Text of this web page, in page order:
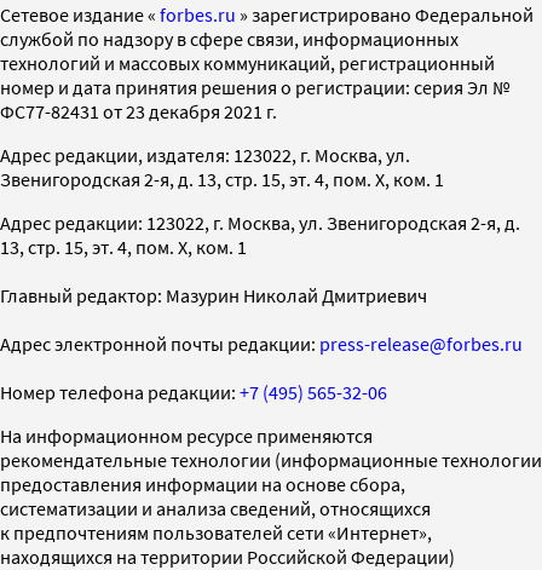
Cетевое издание « forbes.ru » зарегистрировано Федеральной
службой по надзору в сфере связи, информационных
технологий и массовых коммуникаций, регистрационный
номер и дата принятия решения о регистрации: серия Эл №
ФС77-82431 от 23 декабря 2021 г.
Адрес редакции, издателя: 123022, г. Москва, ул.
Звенигородская 2-я, д. 13, стр. 15, эт. 4, пом. X, ком. 1
Адрес редакции: 123022, г. Москва, ул. Звенигородская 2-я, д.
13, стр. 15, эт. 4, пом. X, ком. 1
Главный редактор: Мазурин Николай Дмитриевич
Адрес электронной почты редакции: press-release@forbes.ru
Номер телефона редакции: +7 (495) 565-32-06
На информационном ресурсе применяются
рекомендательные технологии (информационные технологии
предоставления информации на основе сбора,
систематизации и анализа сведений, относящихся
к предпочтениям пользователей сети «Интернет»,
находящихся на территории Российской Федерации)